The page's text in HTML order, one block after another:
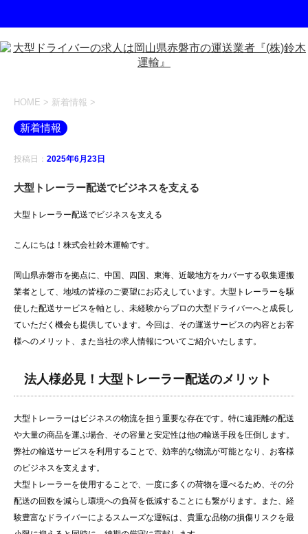
HOME > 新着情報 >
新着情報
投稿日： 2025年6月23日
大型トレーラー配送でビジネスを支える
大型トレーラー配送でビジネスを支える
こんにちは！株式会社鈴木運輸です。
岡山県赤磐市を拠点に、中国、四国、東海、近畿地方をカバーする収集運搬
業者として、地域の皆様のご要望にお応えしています。大型トレーラーを駆
使した配送サービスを軸とし、未経験からプロの大型ドライバーへと成長し
ていただく機会も提供しています。今回は、その運送サービスの内容とお客
様へのメリット、また当社の求人情報についてご紹介いたします。
法人様必見！大型トレーラー配送のメリット
大型トレーラーはビジネスの物流を担う重要な存在です。特に遠距離の配送
や大量の商品を運ぶ場合、その容量と安定性は他の輸送手段を圧倒します。
弊社の輸送サービスを利用することで、効率的な物流が可能となり、お客様
のビジネスを支えます。
大型トレーラーを使用することで、一度に多くの荷物を運べるため、その分
配送の回数を減らし環境への負荷を低減することにも繋がります。また、経
験豊富なドライバーによるスムーズな運転は、貴重な品物の損傷リスクを最